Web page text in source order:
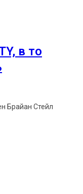
в то
Брайан Стейл